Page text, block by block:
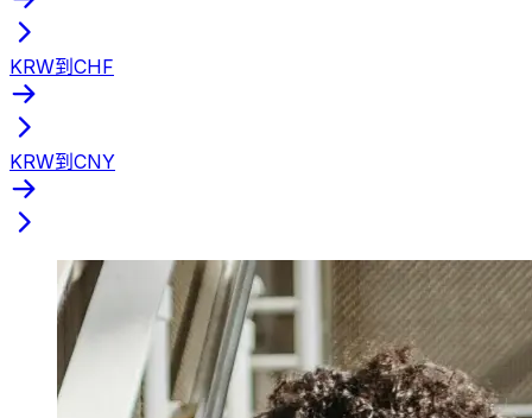
KRW到CHF
KRW到CNY